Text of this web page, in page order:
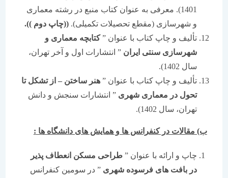
1401). معرفی به عنوان کتاب منبع در رشته معماری
و شهرسازی (مقطع تحصیلات تکمیلی).((چاپ دوم )).
تألیف و چاپ کتاب با عنوان ”کتابچه معماری و
شهرسازی سنتی ایران” انتشارات اول و آخر تهران،
تألیف و چاپ کتاب با عنوان ”هنر ساختن – از تشکل تا
تحول در معماری شهری” انتشارات سنجش و دانش
تهران، سال 1402).
ب) مقالات در کنفرانس ها و همایش های دانشگاه ها:
چاپ و ارائه با عنوان ”طراحی مسکن انعطاف پذیر
در بافت های فرسوده شهری” در سومین کنفرانس